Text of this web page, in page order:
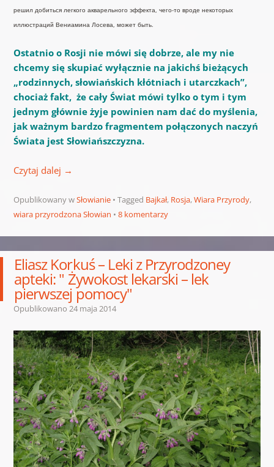
решил добиться легкого акварельного эффекта, чего-то вроде некоторых
иллюстраций Вениамина Лосева, может быть.
Ostatnio o Rosji nie mówi się dobrze, ale my nie
chcemy się skupiać wyłącznie na jakichś bieżących
„rodzinnych, słowiańskich kłótniach i utarczkach”,
chociaż fakt, że cały Świat mówi tylko o tym i tym
jednym głównie żyje powinien nam dać do myślenia,
jak ważnym bardzo fragmentem połączonych naczyń
Świata jest Słowiańszczyzna.
Czytaj dalej →
Opublikowany wSłowianie Tagged Bajkał, Rosja,Wiara Przyrody,
wiara przyrodzona Słowian
8 komentarzy
Eliasz Korkuś – Leki z Przyrodzoney
apteki: " Żywokost lekarski – lek
pierwszej pomocy"
Opublikowano 24 maja 2014